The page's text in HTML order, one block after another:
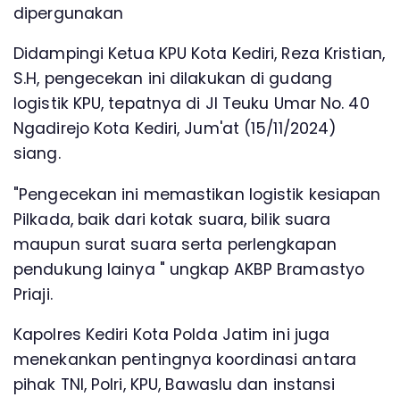
dipergunakan
Didampingi Ketua KPU Kota Kediri, Reza Kristian,
S.H, pengecekan ini dilakukan di gudang
logistik KPU, tepatnya di Jl Teuku Umar No. 40
Ngadirejo Kota Kediri, Jum'at (15/11/2024)
siang.
"Pengecekan ini memastikan logistik kesiapan
Pilkada, baik dari kotak suara, bilik suara
maupun surat suara serta perlengkapan
pendukung lainya " ungkap AKBP Bramastyo
Priaji.
Kapolres Kediri Kota Polda Jatim ini juga
menekankan pentingnya koordinasi antara
pihak TNI, Polri, KPU, Bawaslu dan instansi